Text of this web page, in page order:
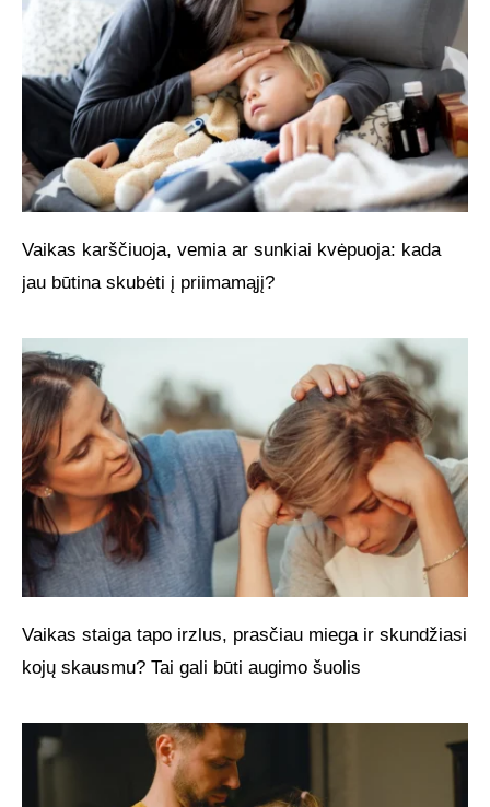
Vaikas karščiuoja, vemia ar sunkiai kvėpuoja: kada
jau būtina skubėti į priimamąjį?
Vaikas staiga tapo irzlus, prasčiau miega ir skundžiasi
kojų skausmu? Tai gali būti augimo šuolis